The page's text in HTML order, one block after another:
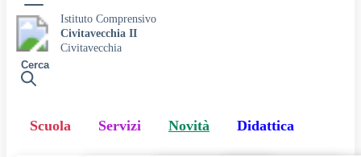
Istituto Comprensivo
Civitavecchia II
Civitavecchia
Cerca
Scuola Servizi Novità Didattica